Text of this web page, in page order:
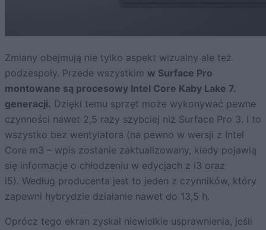
Zmiany obejmują nie tylko aspekt wizualny ale też
podzespoły. Przede wszystkim w Surface Pro
montowane są procesowy Intel Core Kaby Lake 7.
generacji. Dzięki temu sprzęt może wykonywać pewne
czynności nawet 2,5 razy szybciej niż Surface Pro 3. I to
wszystko bez wentylatora (na pewno w wersji z Intel
Core m3 – wpis zostanie zaktualizowany, kiedy pojawią
się informacje o chłodzeniu w edycjach z i3 oraz
i5). Według producenta jest to jeden z czynników, który
zapewni hybrydzie działanie nawet do 13,5 h.
Oprócz tego ekran zyskał niewielkie usprawnienia, jeśli